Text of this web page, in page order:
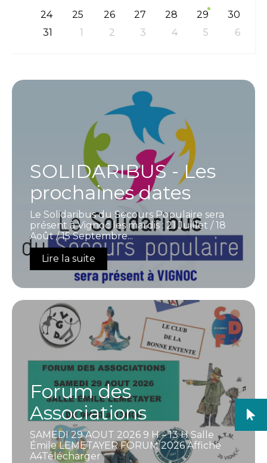
24
25 26 27 28 29
30
31
1 2 3 4 5 6
SOLIDARIBUS - Les
prochaines dates
Le Solidaribus du Secours Populaire sera
présent à Vignoc les mardis : 21 Juillet / 18
Août / 15 Septembre...
Lire la suite
Forum des
Associations
SAMEDI 29 AOUT 2026 9 H – 13 H Salle
Émile LEMETAYER FORUM 2026 Affiche
A4Télécharger